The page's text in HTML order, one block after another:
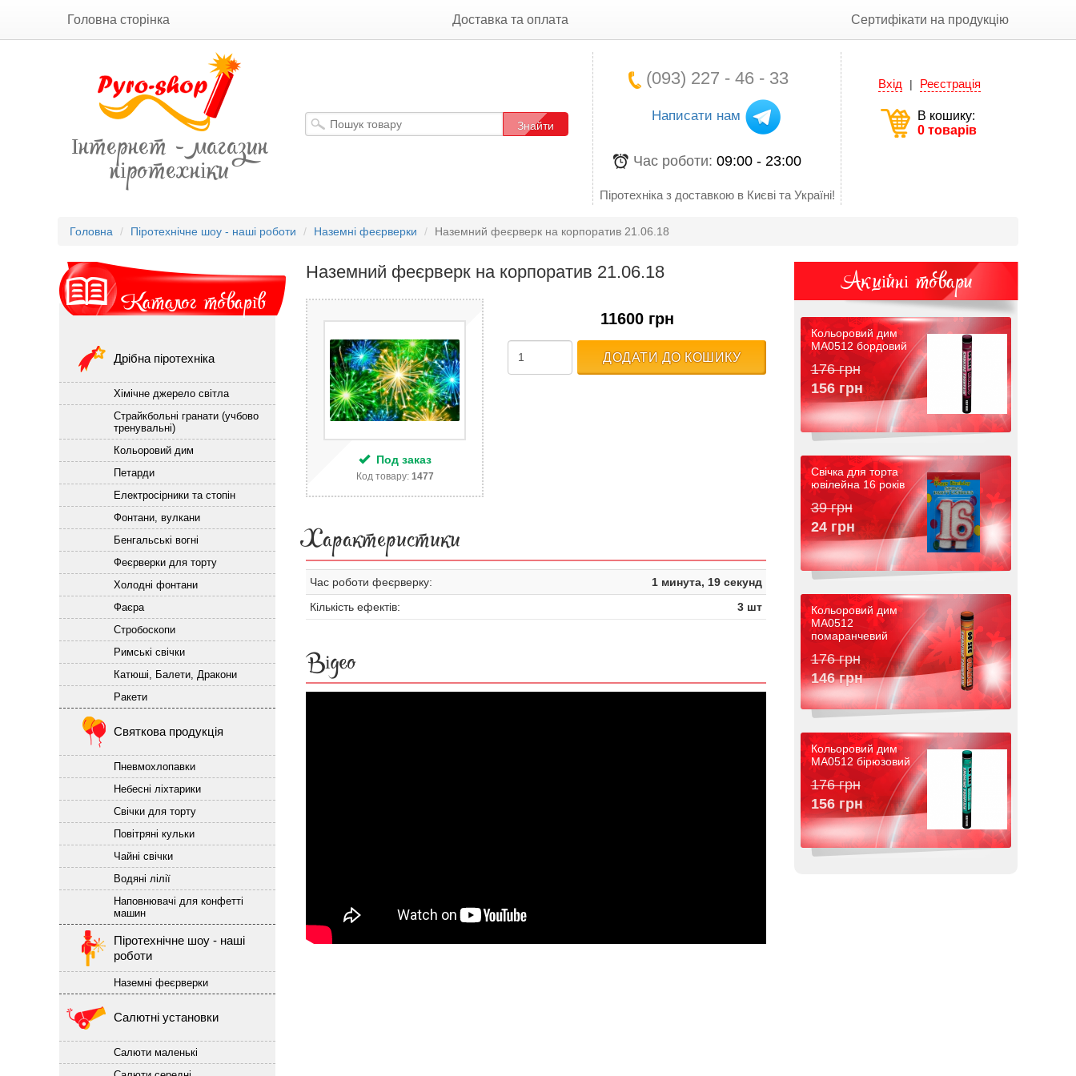
Головна сторінка Доставка та оплата Сертифікати на продукцію
Інтернет - магазин
піротехніки
Знайти
(093) 227 - 46 - 33
Написати нам
Час роботи: 09:00 - 23:00
Піротехніка з доставкою в Києві та Україні!
Вхід | Реєстрація
В кошику:
0 товарів
Головна Піротехнічне шоу - наші роботи Наземні феєрверки Наземний феєрверк на корпоратив 21.06.18
Каталог товарів
Дрібна піротехніка
Хімічне джерело світла
Страйкбольні гранати (учбово
тренувальні)
Кольоровий дим
Петарди
Електросірники та стопін
Фонтани, вулкани
Бенгальські вогні
Феєрверки для торту
Холодні фонтани
Фаєра
Стробоскопи
Римські свічки
Катюші, Балети, Дракони
Ракети
Святкова продукція
Пневмохлопавки
Небесні ліхтарики
Свічки для торту
Повітряні кульки
Чайні свічки
Водяні лілії
Наповнювачі для конфетті
машин
Піротехнічне шоу - наші
роботи
Наземні феєрверки
Салютні установки
Салюти маленькі
Наземний феєрверк на корпоратив 21.06.18
Под заказ
Код товару: 1477
11600 грн
ДОДАТИ ДО КОШИКУ
Характеристики
Час роботи феєрверку:
1 минута, 19 секунд
Кількість ефектів:
3 шт
Відео
Акційні товари
Кольоровий дим
MA0512 бордовий
176 грн
156 грн
Свічка для торта
ювілейна 16 років
39 грн
24 грн
Кольоровий дим
MA0512
помаранчевий
176 грн
146 грн
Кольоровий дим
MA0512 бірюзовий
176 грн
156 грн